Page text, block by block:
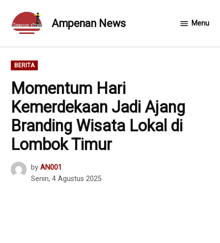
content
Ampenan News Menu
POSTED
IN
BERITA
Momentum Hari
Kemerdekaan Jadi Ajang
Branding Wisata Lokal di
Lombok Timur
by AN001
Senin, 4 Agustus 2025